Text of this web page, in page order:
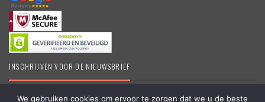
INSCHRIJVEN VOOR DE NIEUWSBRIEF
We gebruiken cookies om ervoor te zorgen dat we u de beste